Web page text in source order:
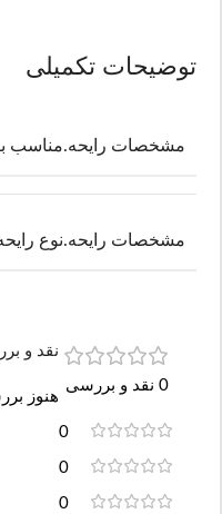
توضیحات تکمیلی
مشخصات رایحه.مناسب
مشخصات رایحه.نوع
0 نقد و بررسی
0
0
0
نقد و
هنوز